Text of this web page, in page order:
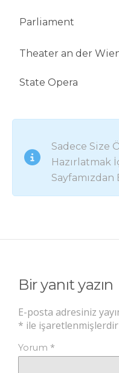
Parliament
Theater an der
State Opera
Sadece Size
Hazırlatmak
Bir yanıt yazın
E-posta adresiniz
* ile işaretlenmişlerdir
Yorum *